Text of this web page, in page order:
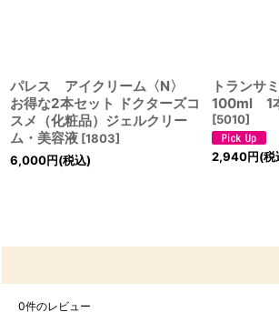
パレス アイクリーム〈N〉
お得な2本セット ドクターズコ
スメ（化粧品）ジェルクリー
ム・美容液 [1803]
6,000円(税込)
トランサ
100ml 1
[5010]
2,940円(税
0件のレビュー